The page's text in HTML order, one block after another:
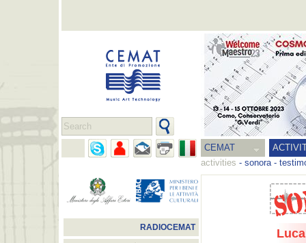
CEMAT
activities - sonora-
RADIOCEMAT